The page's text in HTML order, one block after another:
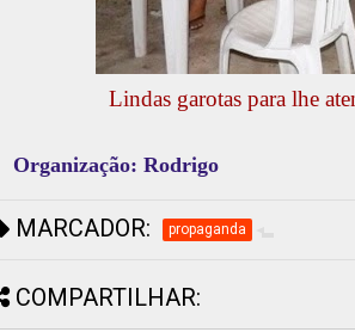
Lindas garotas para lhe
Organização: Rodrigo
MARCADOR: propaganda
COMPARTILHAR: